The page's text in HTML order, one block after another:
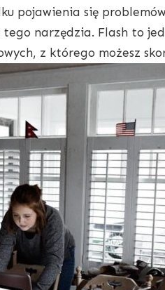
pojawienia się
narzędzia. Flash to
z którego możesz